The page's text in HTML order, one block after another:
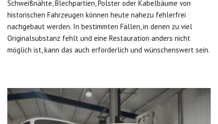
Schweißnähte, Blechpartien, Polster oder Kabelbäume von
historischen Fahrzeugen können heute nahezu fehlerfrei
nachgebaut werden. In bestimmten Fällen, in denen zu viel
Originalsubstanz fehlt und eine Restauration anders nicht
möglich ist, kann das auch erforderlich und wünschenswert sein.